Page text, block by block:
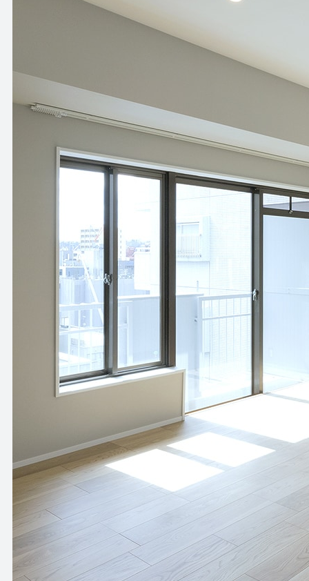
HOW TO USE
使い方
NEWS
ニュース
OUTLINE
会社概要
APARTMENT
アパートメント
OFFICE
オフィス
SHOP
ショップ